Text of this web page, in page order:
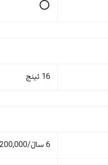
16 ئینج
6 ساڵ/200,000 کم